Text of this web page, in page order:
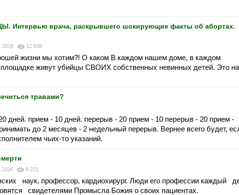
врача, раскрывшего шокирующие факты об абортах.
2026 12 638
жизни мы хотим?! О каком В каждом нашем доме, в каждом
площадке живут убийцы СВОИХ собственных невинных детей. Это
травами?
дней. прием - 10 дней. перерыв - 20 прием - 10 перерыв - 20 прием -
до 2 месяцев - 2 недельный перерыв. Вернее всего будет,
чьих-то указаний.
2026 8 231
наук, профессор, кардиохирург. Люди его профессии каждый
свидетелями Промысла Божия о своих пациентах.